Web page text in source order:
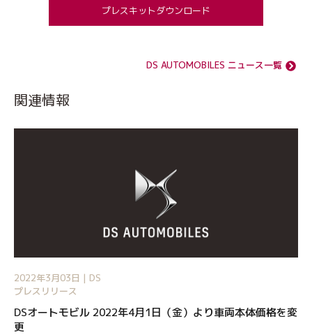
プレスキットダウンロード
DS AUTOMOBILES ニュース一覧
関連情報
2022年3月03日 | DS
プレスリリース
DSオートモビル 2022年4月1日（金）より車両本体価格を変
更